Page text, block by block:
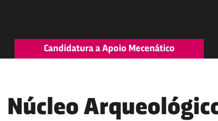
Candidatura a Apoio Mecenático
Núcleo